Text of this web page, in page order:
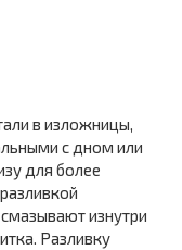
в изложницы,
с дном или
для более
изнутри
Разливку